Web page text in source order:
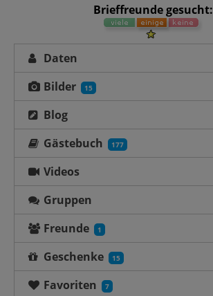
Brieffreunde gesucht:
Daten
Bilder
15
Blog
Gästebuch
177
Videos
Gruppen
Freunde
1
Geschenke 15
Favoriten 7